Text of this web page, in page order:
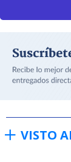
VISTO